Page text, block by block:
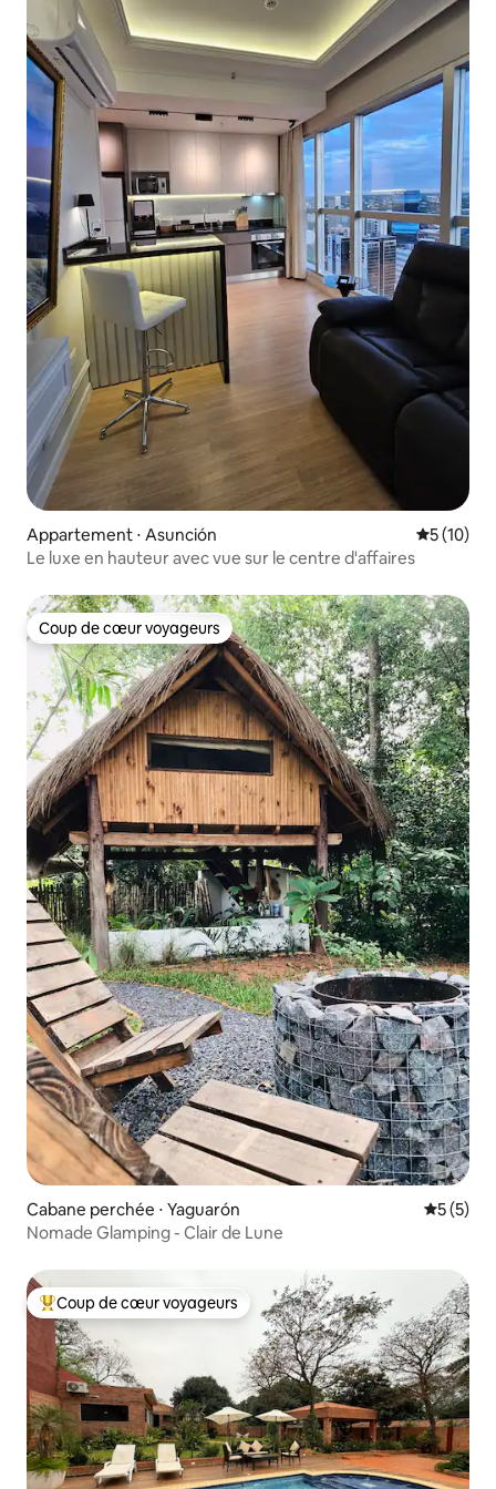
Appartement ⋅ Asunción
5 (10)
Le luxe en hauteur avec vue sur le centre d'affaires
Coup de cœur voyageurs
Coup de cœur voyageurs
Cabane perchée ⋅ Yaguarón
5 (5)
Nomade Glamping - Clair de Lune
Coups de cœur voyageurs les plus appréciés
Coup de cœur voyageurs